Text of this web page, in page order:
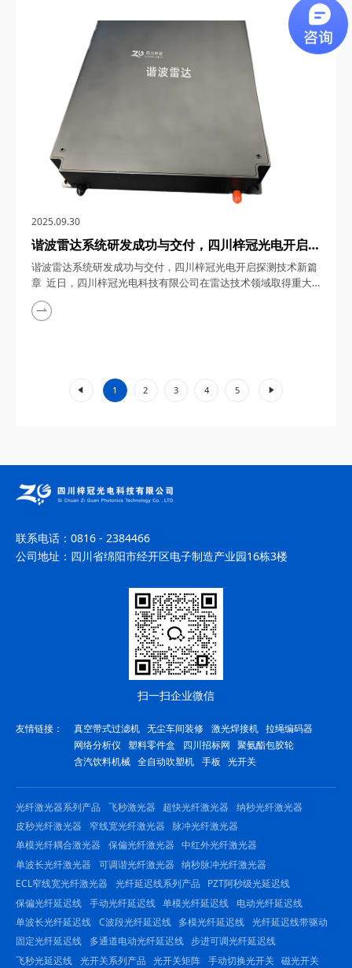
0.5~18GHz微波自动增益控制模块，为5G/6G通信基站、卫星通
信、雷达探测、电子对抗、微波测量与测试设备以及深空探测等
领域带来了革命性的解决方案。下面...
2025.09.30
谐波雷达系统研发成功与交付，四川梓冠光电开启探
测技术新篇章
谐波雷达系统研发成功与交付，四川梓冠光电开启探测技术新篇
章 近日，四川梓冠光电科技有限公司在雷达技术领域取得重大
突破，其自主研发的谐波雷达系统成功完成研发并顺利交付使
用。这一成果不仅彰显了企业在光电技术领域的深厚积累，更为
1 2 3 4 5
联系电话： 0816 - 2384466
公司地址： 四川省绵阳市经开区电子制造产业园16栋3楼
扫一扫企业微信
友情链接： 真空带式过滤机 无尘车间装修 激光焊接机 拉绳编码器
网络分析仪 塑料零件盒 四川招标网
聚氨酯包胶轮
含汽饮料机械 全自动吹塑机 手板 光开关
光纤激光器系列产品 飞秒激光器 超快光纤激光器
纳秒光纤激光器
皮秒光纤激光器
窄线宽光纤激光器
脉冲光纤激光器
单模光纤耦合激光器
保偏光纤激光器 中红外光纤激光器
单波长光纤激光器
可调谐光纤激光器 纳秒脉冲光纤激光器
ECL窄线宽光纤激光器
光纤延迟线系列产品
PZT阿秒级光延迟线
保偏光纤延迟线 手动光纤延迟线 单模光纤延迟线
电动光纤延迟线
单波长光纤延迟线 C波段光纤延迟线 多模光纤延迟线 光纤延迟线带驱动
固定光纤延迟线
多通道电动光纤延迟线 步进可调光纤延迟线
飞秒光延迟线 光开关系列产品 光开关矩阵 手动切换光开关 磁光开关